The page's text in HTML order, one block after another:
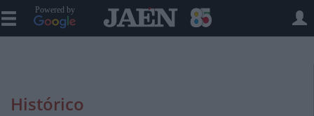
Powered by
Histórico